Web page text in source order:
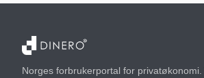
Norges forbrukerportal for